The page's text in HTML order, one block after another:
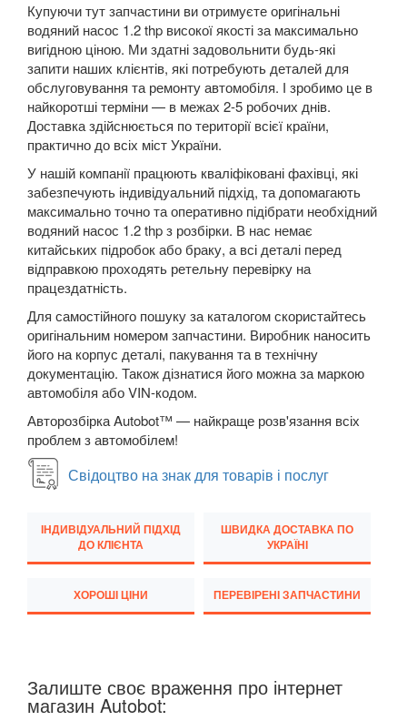
SpaceTourer
Xsara II (N0, N1, N2)
Xsara II Picasso (N68)
FIAT
FORD keyboard_arrow_down
HONDA
HYUNDAI
JEEP keyboard_arrow_down
KIA keyboard_arrow_down
LANCIA keyboard_arrow_down
LAND ROVER
LEXUS
MG keyboard_arrow_down
MAZDA keyboard_arrow_down
MINI
Купуючи тут запчастини ви отримуєте оригінальні
водяний насос 1.2 thp високої якості за максимально
вигідною ціною. Ми здатні задовольнити будь-які
запити наших клієнтів, які потребують деталей для
обслуговування та ремонту автомобіля. І зробимо це в
найкоротші терміни — в межах 2-5 робочих днів.
Доставка здійснюється по території всієї країни,
практично до всіх міст України.
У нашій компанії працюють кваліфіковані фахівці, які
забезпечують індивідуальний підхід, та допомагають
максимально точно та оперативно підібрати необхідний
водяний насос 1.2 thp з розбірки. В нас немає
китайських підробок або браку, а всі деталі перед
відправкою проходять ретельну перевірку на
працездатність.
Для самостійного пошуку за каталогом скористайтесь
оригінальним номером запчастини. Виробник наносить
його на корпус деталі, пакування та в технічну
документацію. Також дізнатися його можна за маркою
автомобіля або VIN-кодом.
Авторозбірка Autobot™ — найкраще розв'язання всіх
проблем з автомобілем!
Свідоцтво на знак для товарів і послуг
ІНДИВІДУАЛЬНИЙ ПІДХІД
ДО КЛІЄНТА
ШВИДКА ДОСТАВКА ПО
УКРАЇНІ
ХОРОШІ ЦІНИ ПЕРЕВІРЕНІ ЗАПЧАСТИНИ
Залиште своє враження про інтернет
магазин Autobot: